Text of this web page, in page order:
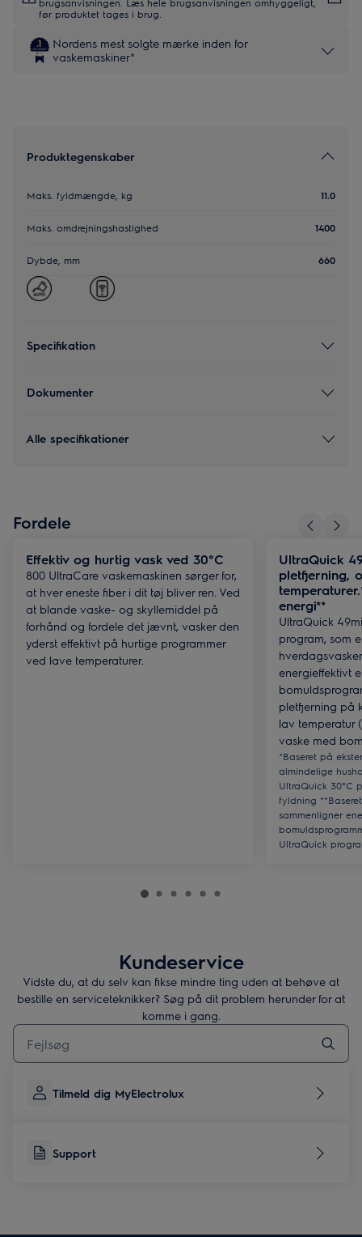
før produktet tages i brug.
Nordens mest solgte mærke inden for
vaskemaskiner*
Produktegenskaber
Maks. fyldmængde, kg 11.0
Maks. omdrejningshastighed 1400
Dybde, mm 660
Specifikation
Dokumenter
Alle specifikationer
Fordele
Effektiv og hurtig vask ved 30°C
800 UltraCare vaskemaskinen sørger for,
at hver eneste fiber i dit tøj bliver ren. Ved
at blande vaske- og skyllemiddel på
forhånd og fordele det jævnt, vasker den
yderst effektivt på hurtige programmer
ved lave temperaturer.
UltraQuick
pletfjerning,
energi**
UltraQuick
program, som
energieffektivt
pletfjerning på
lav temperatur
vaske med
*Baseret på
almindelige
UltraQuick 30°C
fyldning
sammenligner
UltraQuick
Kundeservice
Vidste du, at du selv kan fikse mindre ting uden at behøve at
bestille en serviceteknikker? Søg på dit problem herunder for at
komme i gang.
Skriv her for at søge efter supportartikler
Tilmeld dig MyElectrolux
Support